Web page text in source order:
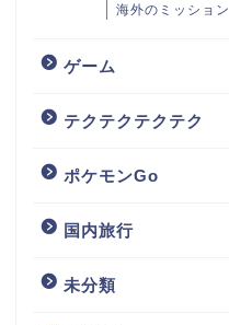
海外のミッション
ゲーム
テクテクテクテク
ポケモンGo
国内旅行
未分類